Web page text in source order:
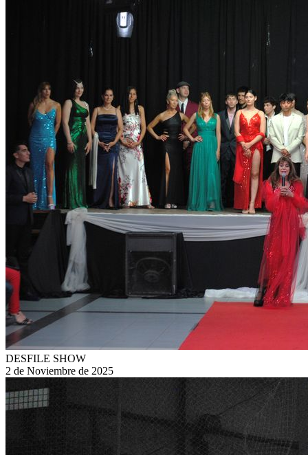
DESFILE SHOW
2 de Noviembre de 2025